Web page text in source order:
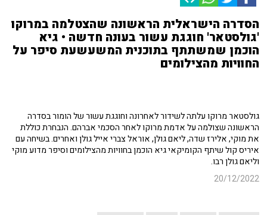
הסדרה הישראלית הראשונה שהצטלמה במרוקו
'גולסטאר' חוגגת עשור בעונה חדשה • גיא
הוכמן שמשתתף בתוכנית המשעשעת סיפר על
החוויות מהצילומים
גולסטאר מרוקו עלתה לשידור לאחרונה וחוגגת עשור של הומור בסדרה
הראשונה שצולמה על אדמת מרוקו לאחר הסכמי אברהם. הנבחרת כוללת
את מוקי, אלירז שדה, ליאם גולן, אוראל צברי אייל גולן ואחרים. בשיחה עם
איריס קול שיתף הקומיקאי גיא הוכמן בחוויות מהצילומים וסיפר מדוע מוקי
וליאם גולן רבו.
20/12/2022